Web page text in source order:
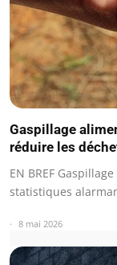
Gaspillage
réduire les
EN BREF
statistiques
8 mai 2026